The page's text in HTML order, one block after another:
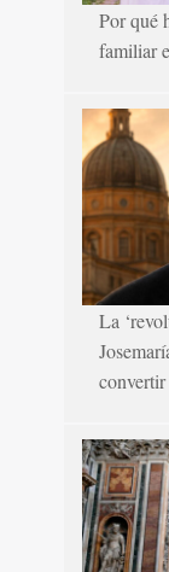
Por qué
familiar
La